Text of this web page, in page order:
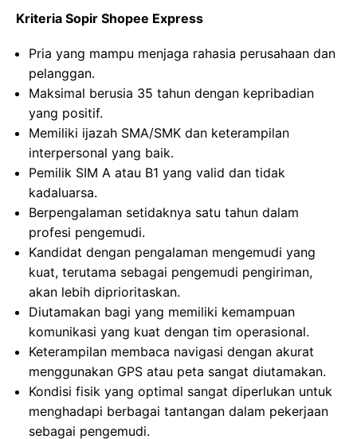
Kriteria Sopir Shopee Express
Pria yang mampu menjaga rahasia perusahaan dan
pelanggan.
Maksimal berusia 35 tahun dengan kepribadian
yang positif.
Memiliki ijazah SMA/SMK dan keterampilan
interpersonal yang baik.
Pemilik SIM A atau B1 yang valid dan tidak
kadaluarsa.
Berpengalaman setidaknya satu tahun dalam
profesi pengemudi.
Kandidat dengan pengalaman mengemudi yang
kuat, terutama sebagai pengemudi pengiriman,
akan lebih diprioritaskan.
Diutamakan bagi yang memiliki kemampuan
komunikasi yang kuat dengan tim operasional.
Keterampilan membaca navigasi dengan akurat
menggunakan GPS atau peta sangat diutamakan.
Kondisi fisik yang optimal sangat diperlukan untuk
menghadapi berbagai tantangan dalam pekerjaan
sebagai pengemudi.